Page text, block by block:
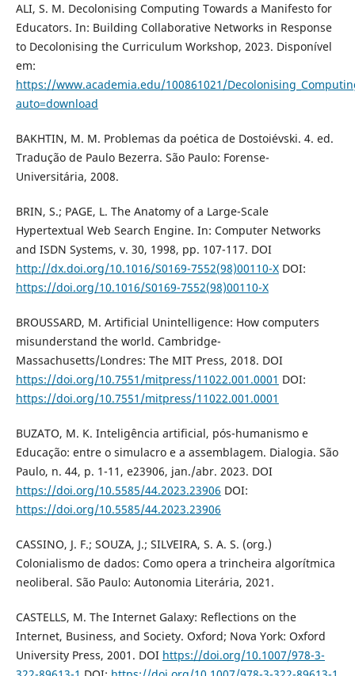
ALI, S. M. Decolonising Computing Towards a Manifesto for
Educators. In: Building Collaborative Networks in Response
to Decolonising the Curriculum Workshop, 2023. Disponível
em:
https://www.academia.edu/100861021/
auto=download
BAKHTIN, M. M. Problemas da poética de Dostoiévski. 4. ed.
Tradução de Paulo Bezerra. São Paulo: Forense-
Universitária, 2008.
BRIN, S.; PAGE, L. The Anatomy of a Large-Scale
Hypertextual Web Search Engine. In: Computer Networks
and ISDN Systems, v. 30, 1998, pp. 107-117. DOI
http://dx.doi.org/10.1016/S0169-7552(98)00110-XDOI:
https://doi.org/10.1016/S0169-7552(98)00110-X
BROUSSARD, M. Artificial Unintelligence: How computers
misunderstand the world. Cambridge-
Massachusetts/Londres: The MIT Press, 2018. DOI
https://doi.org/10.7551/mitpress/11022.001.0001 DOI:
https://doi.org/10.7551/mitpress/11022.001.0001
BUZATO, M. K. Inteligência artificial, pós-humanismo e
Educação: entre o simulacro e a assemblagem. Dialogia. São
Paulo, n. 44, p. 1-11, e23906, jan./abr. 2023. DOI
https://doi.org/10.5585/44.2023.23906 DOI:
https://doi.org/10.5585/44.2023.23906
CASSINO, J. F.; SOUZA, J.; SILVEIRA, S. A. S. (org.)
Colonialismo de dados: Como opera a trincheira algorítmica
neoliberal. São Paulo: Autonomia Literária, 2021.
CASTELLS, M. The Internet Galaxy: Reflections on the
Internet, Business, and Society. Oxford; Nova York: Oxford
University Press, 2001. DOI https://doi.org/10.1007/978-3-